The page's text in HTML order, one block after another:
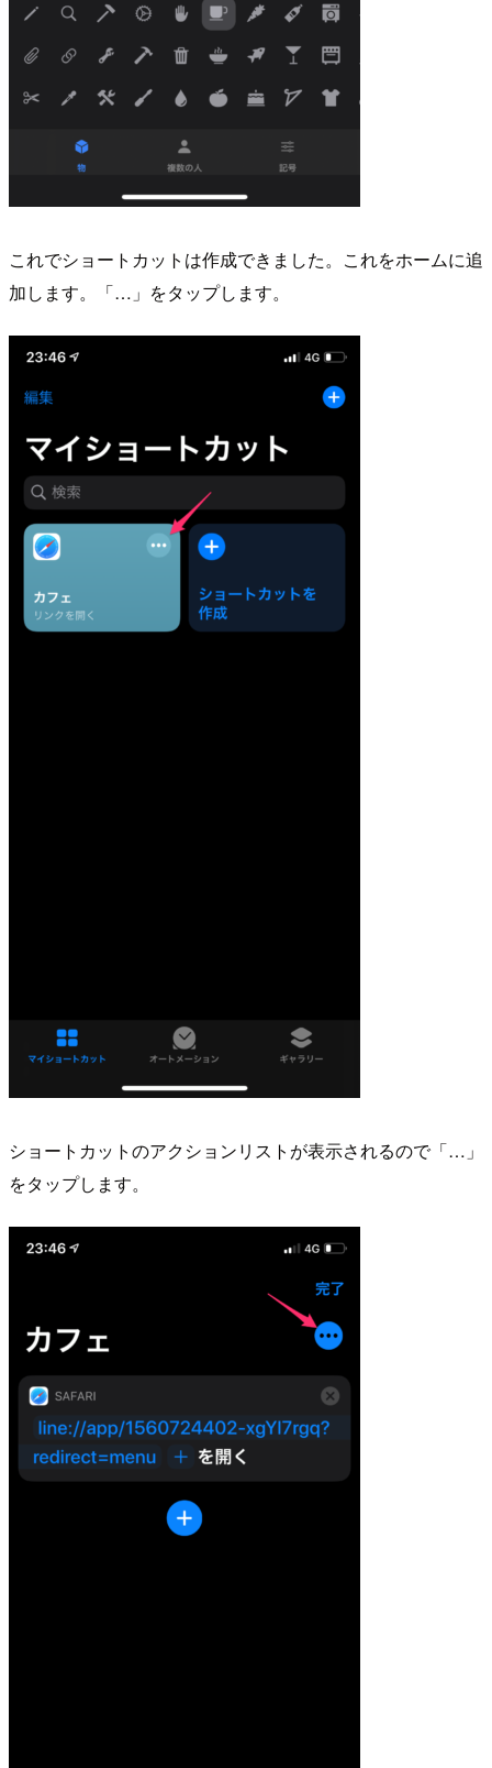
これでショートカットは作成できました。これをホームに追
加します。「…」をタップします。
ショートカットのアクションリストが表示されるので「…」
をタップします。